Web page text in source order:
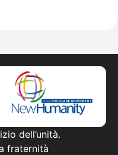
dell’unità.
fraternità